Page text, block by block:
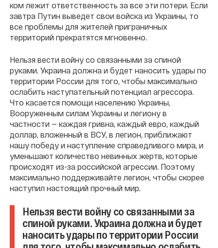
ком лежит ответственность за все эти потери. Если
завтра Путин выведет свои войска из Украины, то
все проблемы для жителей приграничных
территорий прекратятся мгновенно.
Нельзя вести войну со связанными за спиной
руками. Украина должна и будет наносить удары по
территории России для того, чтобы максимально
ослабить наступательный потенциал агрессора.
Что касается помощи населению Украины,
Вооруженным силам Украины и легиону в
частности — каждая гривна, каждый евро, каждый
доллар, вложенный в ВСУ, в легион, приближают
нашу победу и наступление справедливого мира, и
уменьшают количество невинных жертв, которые
происходят из-за российской агрессии. Поэтому
максимально поддерживайте легион, чтобы скорее
наступил настоящий прочный мир.
Нельзя вести войну со связанными за
спиной руками. Украина должна и будет
наносить удары по территории России